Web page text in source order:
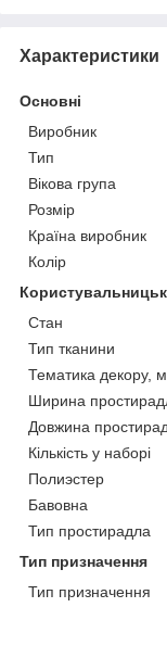
Характеристики
Основні
Виробник
Тип
Вікова група
Розмір
Країна виробник
Колір
Стан
Тип тканини
Тематика декору,
Ширина
Довжина
Кількість у наборі
Полиэстер
Бавовна
Тип простирадла
Тип призначення
Тип призначення